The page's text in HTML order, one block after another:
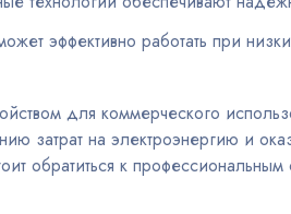
эффективно работать при
для коммерческого
затрат на электроэнергию и
обратиться к профессиональным